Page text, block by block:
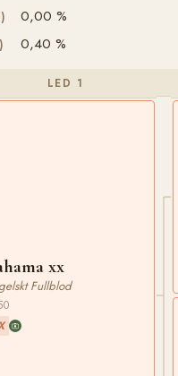
0,00 %
0,40 %
LED 1
xx
Fullblod